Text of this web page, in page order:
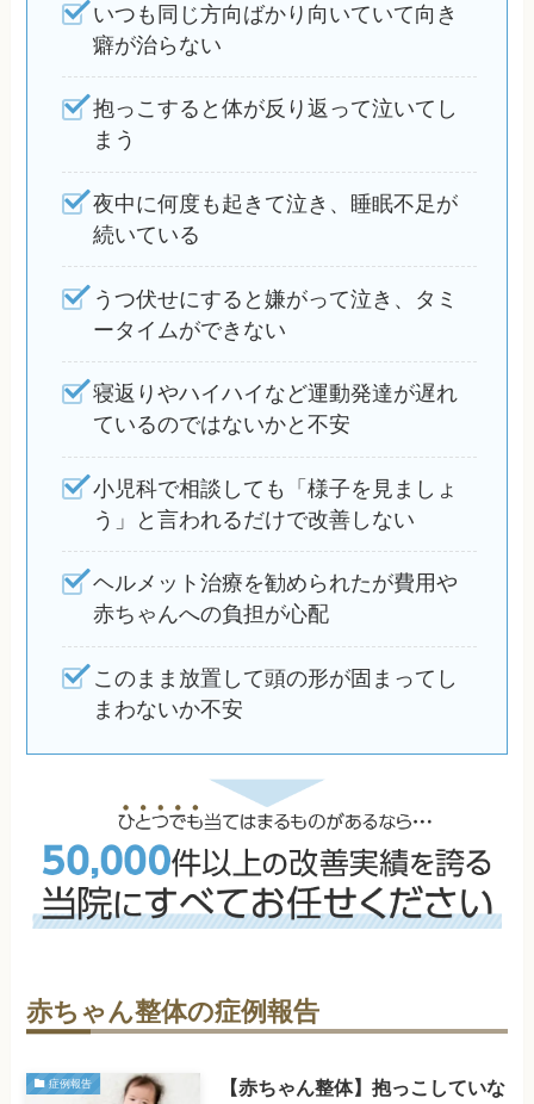
いつも同じ方向ばかり向いていて向き
癖が治らない
抱っこすると体が反り返って泣いてし
まう
夜中に何度も起きて泣き、睡眠不足が
続いている
うつ伏せにすると嫌がって泣き、タミ
ータイムができない
寝返りやハイハイなど運動発達が遅れ
ているのではないかと不安
小児科で相談しても「様子を見ましょ
う」と言われるだけで改善しない
ヘルメット治療を勧められたが費用や
赤ちゃんへの負担が心配
このまま放置して頭の形が固まってし
まわないか不安
赤ちゃん整体の症例報告
症例報告 【赤ちゃん整体】抱っこしていな